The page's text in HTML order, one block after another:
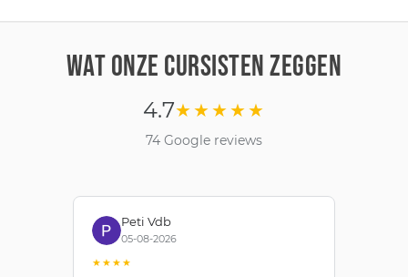
WAT ONZE CURSISTEN ZEGGEN
4.7★★★★★
74 Google reviews
Peti Vdb
05-08-2026
★★★★